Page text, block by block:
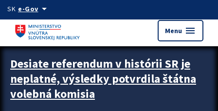
Preskocit na hlavný obsah
SK e-Govarrow_drop_down
Menu menu
Zastavit automatický posun upútavok
Desiate referendum v histórii SR je
neplatné, výsledky potvrdila štátna
volebná komisia